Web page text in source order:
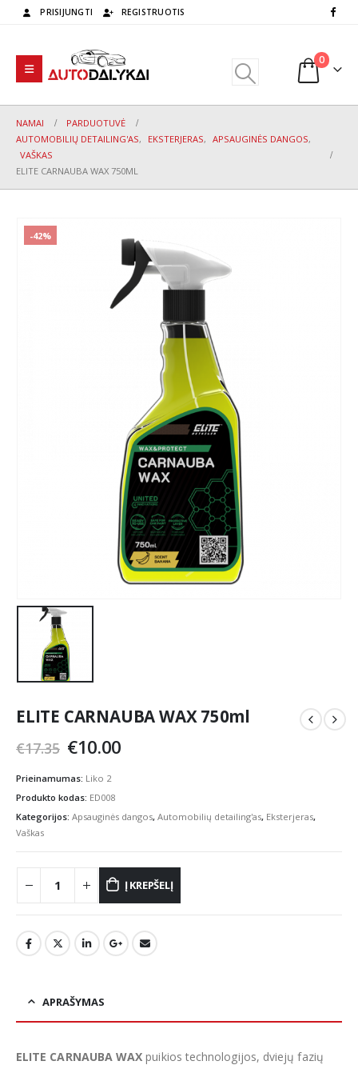
PRISIJUNGTI REGISTRUOTIS
0
NAMAI
PARDUOTUVĖ
AUTOMOBILIŲ DETAILING'AS, EKSTERJERAS, APSAUGINĖS DANGOS,
VAŠKAS
ELITE CARNAUBA WAX 750ML
-42%
ELITE CARNAUBA WAX 750ml
€17.35 Original
was:
€17.35.
€10.00Current
Prieinamumas: Liko 2
Produkto kodas: ED008
Kategorijos: Apsauginės dangos, Automobilių detailing'as, Eksterjeras,
Vaškas
Į KREPŠELĮ
APRAŠYMAS
ELITE CARNAUBA WAX puikios technologijos, dviejų fazių